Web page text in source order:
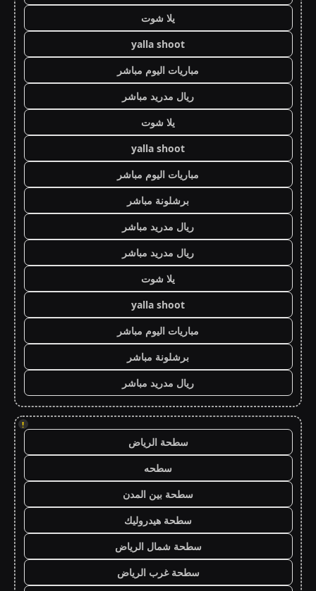
يلا شوت
yalla shoot
مباريات اليوم مباشر
ريال مدريد مباشر
يلا شوت
yalla shoot
مباريات اليوم مباشر
برشلونة مباشر
ريال مدريد مباشر
ريال مدريد مباشر
يلا شوت
yalla shoot
مباريات اليوم مباشر
برشلونة مباشر
ريال مدريد مباشر
!
سطحة الرياض
سطحه
سطحة بين المدن
سطحة هيدروليك
سطحة شمال الرياض
سطحة غرب الرياض